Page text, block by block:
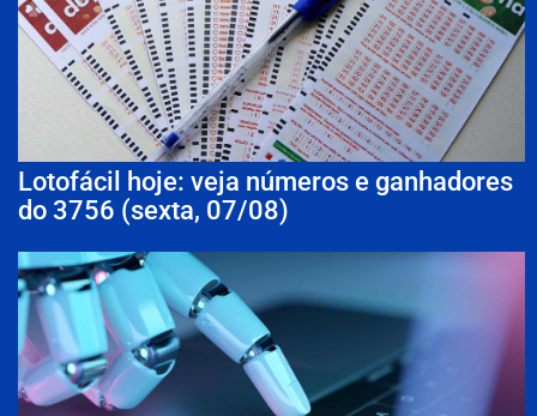
Lotofácil hoje: veja números e ganhadores
do 3756 (sexta, 07/08)